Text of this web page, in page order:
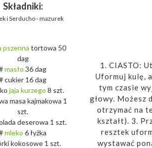
Składniki:
i Serducho - mazurek
pszenna tortowa 50
dag
masło 36 dag
cukier 16 dag
jaja kurzego 8 szt.
masa kajmakowa 1
szt.
deserowa 1 szt.
mleko 6 łyżka
kokosowe 1 szt.
1. CIASTO:
Uformuj kulę,
tym czasie
głowy. Możesz
otrzymać na
kształt). 3.
resztek
wystawać